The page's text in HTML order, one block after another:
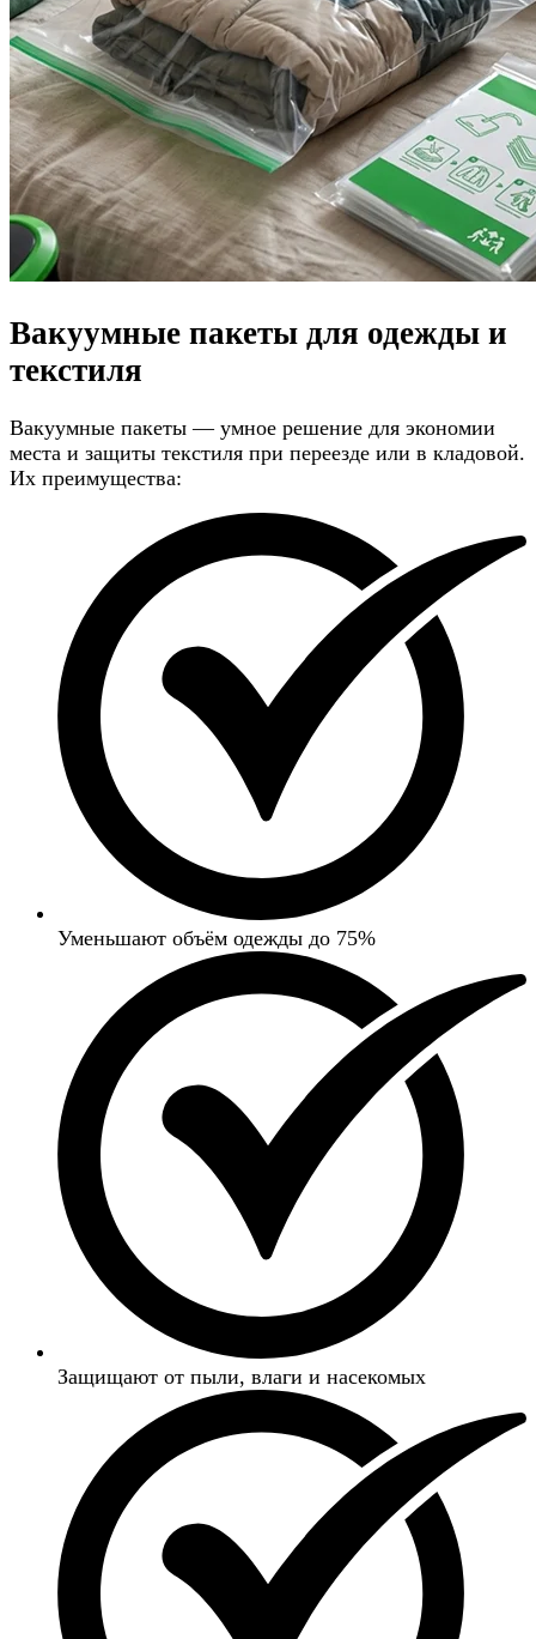
Вакуумные пакеты для одежды и
текстиля
Вакуумные пакеты — умное решение для экономии
места и защиты текстиля при переезде или в кладовой.
Их преимущества:
Уменьшают объём одежды до 75%
Защищают от пыли, влаги и насекомых